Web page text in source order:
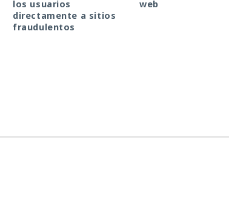
los usuarios
directamente a sitios
fraudulentos
web